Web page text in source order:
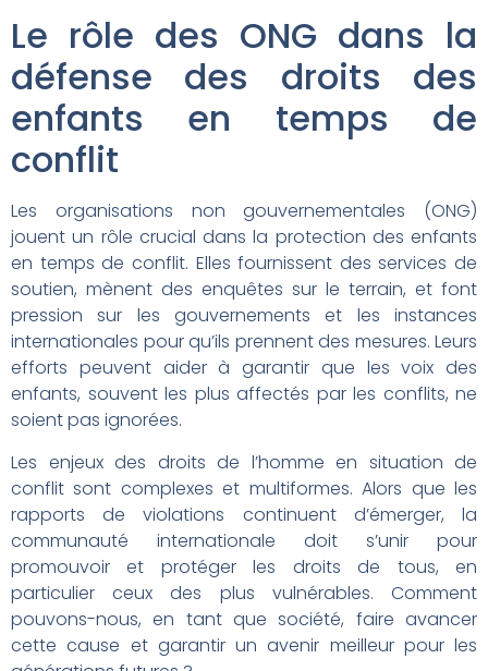
Le rôle des ONG dans la
défense des droits des
enfants en temps de
conflit
Les organisations non gouvernementales (ONG)
jouent un rôle crucial dans la protection des enfants
en temps de conflit. Elles fournissent des services de
soutien, mènent des enquêtes sur le terrain, et font
pression sur les gouvernements et les instances
internationales pour qu’ils prennent des mesures. Leurs
efforts peuvent aider à garantir que les voix des
enfants, souvent les plus affectés par les conflits, ne
soient pas ignorées.
Les enjeux des droits de l’homme en situation de
conflit sont complexes et multiformes. Alors que les
rapports de violations continuent d’émerger, la
communauté internationale doit s’unir pour
promouvoir et protéger les droits de tous, en
particulier ceux des plus vulnérables. Comment
pouvons-nous, en tant que société, faire avancer
cette cause et garantir un avenir meilleur pour les